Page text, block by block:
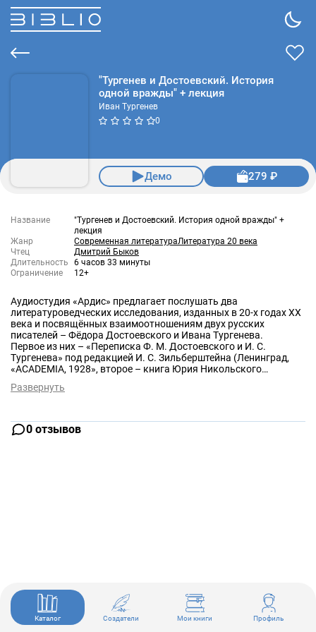
"Тургенев и Достоевский. История
одной вражды" + лекция
Иван Тургенев
0
Демо 279 ₽
Название
"Тургенев и Достоевский. История одной вражды" +
лекция
Жанр
Современная литератураЛитература 20 века
Чтец
Дмитрий Быков
Длительность
6 часов 33 минуты
Ограничение
12+
Аудиостудия «Ардис» предлагает послушать два
литературоведческих исследования, изданных в 20-х годах XX
века и посвящённых взаимоотношениям двух русских
писателей – Фёдора Достоевского и Ивана Тургенева.
Первое из них – «Переписка Ф. М. Достоевского и И. С.
Тургенева» под редакцией И. С. Зильберштейна (Ленинград,
«ACADEMIA, 1928», второе – книга Юрия Никольского
опубликованная в Болгарии в 1921 году.
Развернуть
0 отзывов
Каталог Создатели Мои книги Профиль